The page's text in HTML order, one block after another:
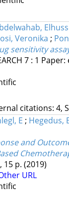
Veronika ;
sensitivity
7: 1 Paper:
citations: 4,
E ; Hegedus,
and
15 p. (2019)
URL